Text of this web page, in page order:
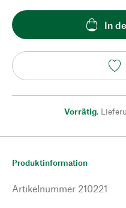
In
Vorrätig,
Produktinformation
Artikelnummer 210221